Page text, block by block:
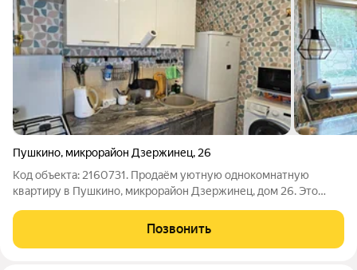
Пушкино, микрорайон Дзержинец, 26
Код объекта: 2160731. Продаём уютную однокомнатную
квартиру в Пушкино, микрорайон Дзержинец, дом 26. Это
которые ценят комфорт и удобное расположение. Квартира
расположена на первом этаже
Позвонить